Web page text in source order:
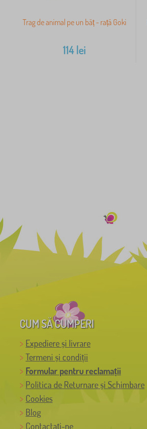
Trag de animal pe un băț - rață Goki
114lei
CUM SĂ CUMPERI
Expediere și livrare
Termeni și condiții
Formular pentru reclamații
Politica de Returnare și Schimbare
Cookies
Blog
Contactați-ne